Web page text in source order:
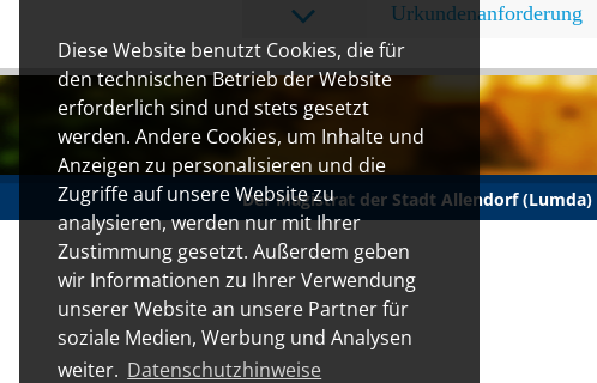
Diese Website benutzt Cookies, die für
den technischen Betrieb der Website
erforderlich sind und stets gesetzt
werden. Andere Cookies, um Inhalte und
Anzeigen zu personalisieren und die
Zugriffe auf unsere Website zu
analysieren, werden nur mit Ihrer
Zustimmung gesetzt. Außerdem geben
wir Informationen zu Ihrer Verwendung
unserer Website an unsere Partner für
soziale Medien, Werbung und Analysen
weiter. Datenschutzhinweise
Urkundenanforderung
Der Magistrat der Stadt Allendorf (Lumda)